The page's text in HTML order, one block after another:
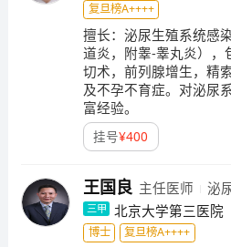
复旦榜A++++
擅长：泌尿生殖系统感
道炎，附睾-睾丸炎），
切术，前列腺增生，精
及不孕不育症。对泌尿
富经验。
挂号¥400
王国良 主任医师 泌
三甲 北京大学第三医院
博士
复旦榜A++++